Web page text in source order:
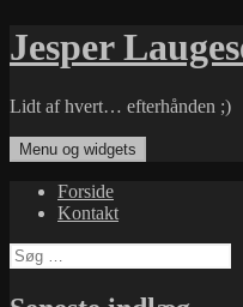
Hop
til
Jesper
Lidt af hvert… efterhånden ;)
Menu og widgets
Forside
Kontakt
Søg
efter: